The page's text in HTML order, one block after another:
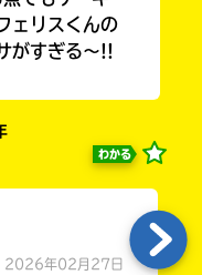
ェリスくんの
がすぎる〜!!
わかる
2026年02月27日